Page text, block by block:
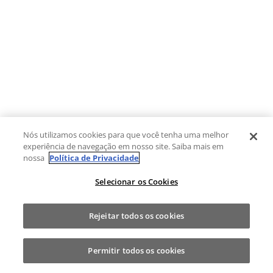
Nós utilizamos cookies para que você tenha uma melhor
experiência de navegação em nosso site. Saiba mais em
nossa Política de Privacidade
Selecionar os Cookies
Rejeitar todos os cookies
Permitir todos os cookies